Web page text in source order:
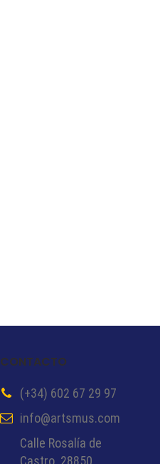
CONTACTO
(+34) 602 67 29 97
info@artsmus.com
Calle Rosalía de
Castro. 28850